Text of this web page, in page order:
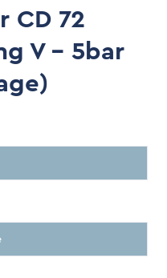
CD 72
V - 5bar